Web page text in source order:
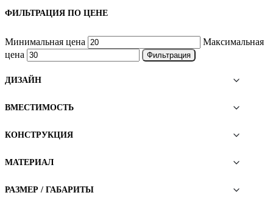
ФИЛЬТРАЦИЯ ПО ЦЕНЕ
Минимальная цена
Максимальная
цена
Фильтрация
ДИЗАЙН
ВМЕСТИМОСТЬ
КОНСТРУКЦИЯ
МАТЕРИАЛ
РАЗМЕР / ГАБАРИТЫ